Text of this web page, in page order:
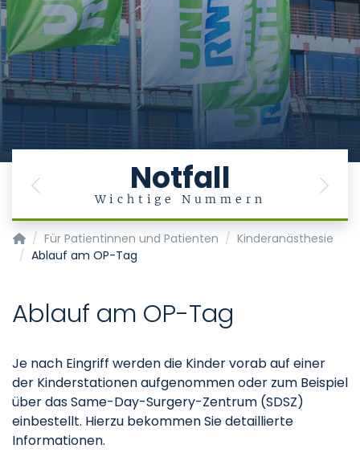
Notfall
Wichtige Nummern
Previous Next
Klinik für Anästhesiologie
Für Patientinnen und Patienten
Kinderanästhesie
Ablauf am OP-Tag
Ablauf am OP-Tag
Je nach Eingriff werden die Kinder vorab auf einer
der Kinderstationen aufgenommen oder zum Beispiel
über das Same-Day-Surgery-Zentrum (SDSZ)
einbestellt. Hierzu bekommen Sie detaillierte
Informationen.